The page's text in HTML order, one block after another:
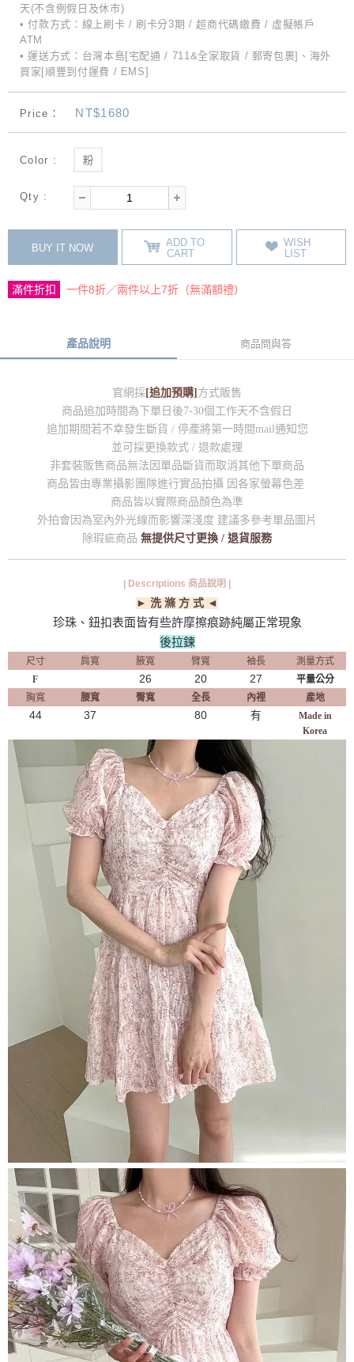
天(不含例假日及休市)
• 付款方式：線上刷卡 / 刷卡分3期 / 超商代碼繳費 / 虛擬帳戶
ATM
• 運送方式：台灣本島[宅配通 / 711&全家取貨 / 郵寄包裹]、海外
買家[順豐到付運費 / EMS]
Price： NT$1680
Color : 粉
Qty :
BUY IT NOW
ADD TO
CART
WISH
LIST
滿件折扣 一件8折／兩件以上7折（無滿額禮）
產品說明 商品問與答
官網採 [追加預購] 方式販售
商品追加時間為下單日後7-30個工作天不含假日
追加期間若不幸發生斷貨 / 停產將第一時間mail通知您
並可採更換款式 / 退款處理
非套裝販售商品無法因單品斷貨而取消其他下單商品
商品皆由專業攝影團隊進行實品拍攝 因各家螢幕色差
商品皆以實際商品顏色為準
外拍會因為室內外光線而影響深淺度 建議多參考單品圖片
除瑕疵商品 無提供尺寸更換 / 退貨服務
| Descriptions 商品說明 |
► 洗 滌 方 式 ◄
珍珠、鈕扣表面皆有些許摩擦痕跡純屬正常現象
後拉鍊
尺寸 肩寬 腋寬 臂寬 袖長
測量方式
F
26 20 27
平量公分
胸寬
腰寬 臀寬 全長 內裡 產地
44 37 80 有
Made in
Korea